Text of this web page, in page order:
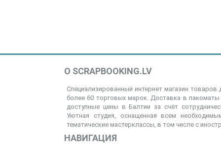
О SCRAPBOOKING.LV
Специализированный интернет магазин товаров
более 60 торговых марок. Доставка в
доступные цены в Балтии за счёт
Уютная студия, оснащенная всем
тематические мастерклассы, в том числе с
НАВИГАЦИЯ